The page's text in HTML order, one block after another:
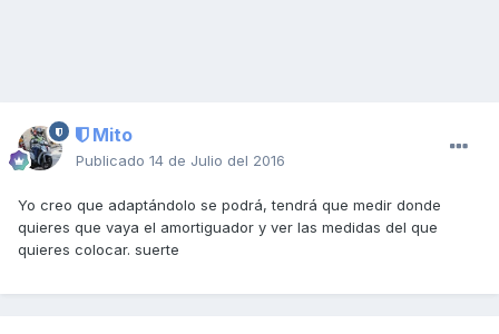
Mito
Publicado 14 de Julio del 2016
Yo creo que adaptándolo se podrá, tendrá que medir donde
quieres que vaya el amortiguador y ver las medidas del que
quieres colocar. suerte